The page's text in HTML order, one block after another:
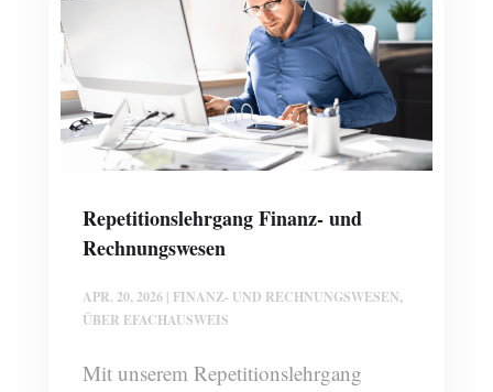
Repetitionslehrgang Finanz- und
Rechnungswesen
APR. 20, 2026| FINANZ- UND RECHNUNGSWESEN,
ÜBER EFACHAUSWEIS
Mit unserem Repetitionslehrgang